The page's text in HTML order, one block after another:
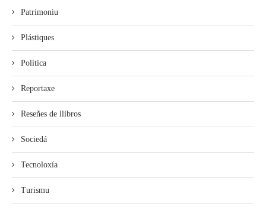
Patrimoniu
Plástiques
Política
Reportaxe
Reseñes de llibros
Sociedá
Tecnoloxía
Turismu